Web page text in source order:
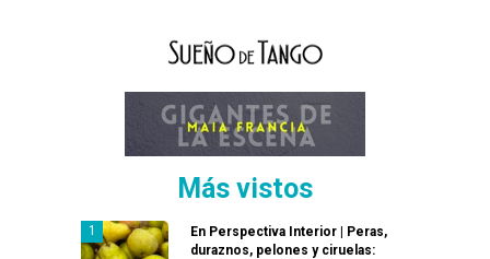
Más vistos
En Perspectiva Interior | Peras,
duraznos, pelones y ciruelas: